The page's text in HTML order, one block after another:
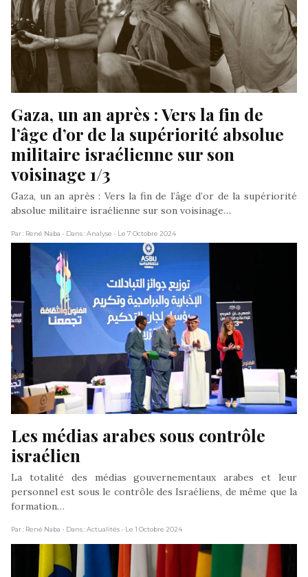
Gaza, un an après : Vers la fin de
l’âge d’or de la supériorité absolue
militaire israélienne sur son
voisinage 1/3
Gaza, un an après : Vers la fin de l’âge d’or de la supériorité
absolue militaire israélienne sur son voisinage…
Par : René Naba - Dans : Analyse - Le 7 Octobre 2024
Les médias arabes sous contrôle
israélien
La totalité des médias gouvernementaux arabes et leur
personnel est sous le contrôle des Israéliens, de même que la
formation…
Par : René Naba - Dans : Actualités- Le 1 Octobre 2024